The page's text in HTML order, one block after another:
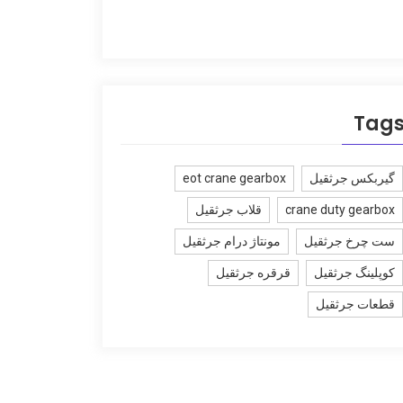
گیربکس جرثقیل eot crane gearbox
crane duty gearbox قلاب جرثقیل
ست چرخ جرثقیل مونتاژ درام جرثقیل
کوپلینگ جرثقیل قرقره جرثقیل
قطعات جرثقیل